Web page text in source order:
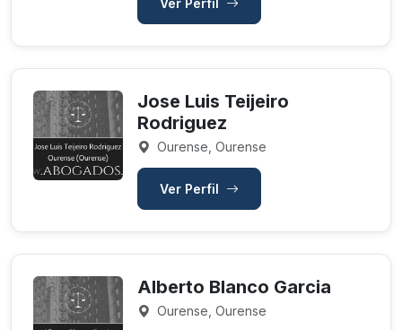
Ver Perfil
Jose Luis Teijeiro
Rodriguez
Ourense, Ourense
Ver Perfil
Alberto Blanco Garcia
Ourense, Ourense